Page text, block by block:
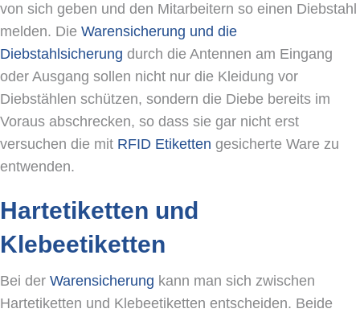
von sich geben und den Mitarbeitern so einen Diebstahl
melden. Die Warensicherung und die
Diebstahlsicherung durch die Antennen am Eingang
oder Ausgang sollen nicht nur die Kleidung vor
Diebstählen schützen, sondern die Diebe bereits im
Voraus abschrecken, so dass sie gar nicht erst
versuchen die mit RFID Etiketten gesicherte Ware zu
entwenden.
Hartetiketten und
Klebeetiketten
Bei der Warensicherung kann man sich zwischen
Hartetiketten und Klebeetiketten entscheiden. Beide